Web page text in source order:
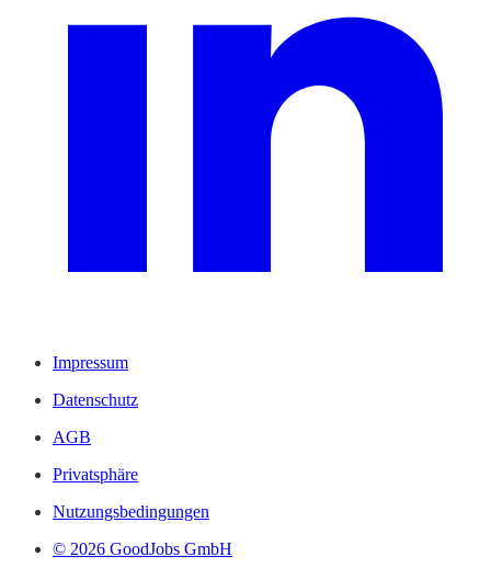
Impressum
Datenschutz
AGB
Privatsphäre
Nutzungsbedingungen
© 2026 GoodJobs GmbH